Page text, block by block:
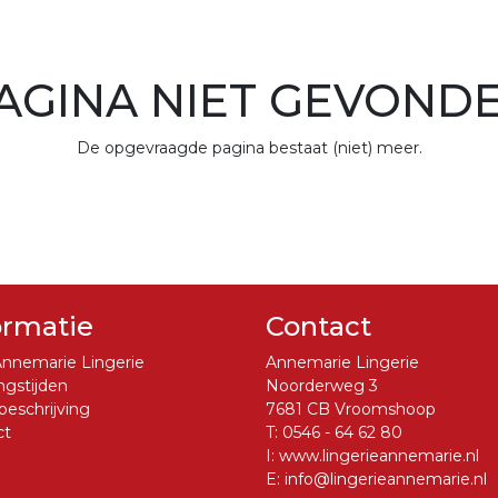
NIET
De opgevraagde pagina bestaat (niet) meer.
Lingerie
Contact
Annemarie Lingerie
Noorderweg 3
7681 CB Vroomshoop
T: 0546 - 64 62 80
I: www.lingerieannemarie.nl
E: info@lingerieannemarie.nl